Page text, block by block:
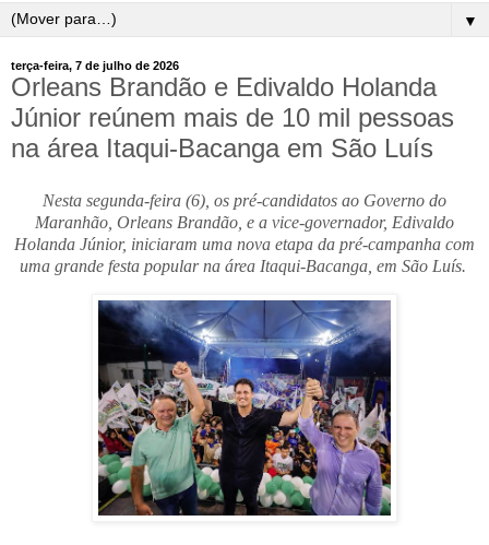
▼
terça-feira, 7 de julho de 2026
Orleans Brandão e Edivaldo Holanda
Júnior reúnem mais de 10 mil pessoas
na área Itaqui-Bacanga em São Luís
Nesta segunda-feira (6), os pré-candidatos ao Governo do
Maranhão, Orleans Brandão, e a vice-governador, Edivaldo
Holanda Júnior, iniciaram uma nova etapa da pré-campanha com
uma grande festa popular na área Itaqui-Bacanga, em São Luís.